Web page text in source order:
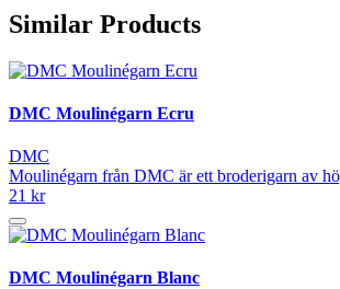
Similar Products
DMC Moulinégarn Ecru
DMC
Moulinégarn från DMC är ett broderigarn av
21 kr
DMC Moulinégarn Blanc